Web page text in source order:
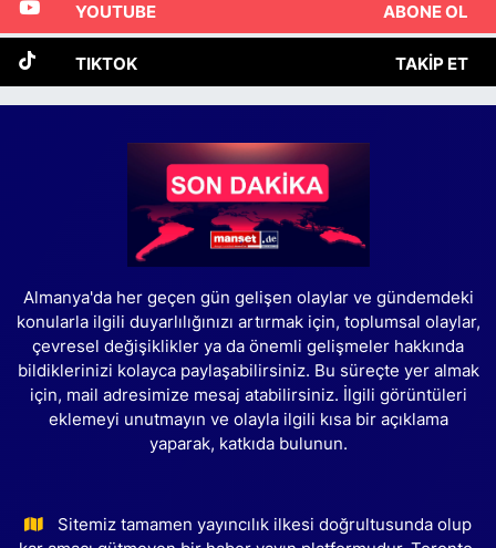
YOUTUBE ABONE OL
TIKTOK TAKIP ET
Almanya'da her geçen gün gelişen olaylar ve gündemdeki
konularla ilgili duyarlılığınızı artırmak için, toplumsal olaylar,
çevresel değişiklikler ya da önemli gelişmeler hakkında
bildiklerinizi kolayca paylaşabilirsiniz. Bu süreçte yer almak
için, mail adresimize mesaj atabilirsiniz. İlgili görüntüleri
eklemeyi unutmayın ve olayla ilgili kısa bir açıklama
yaparak, katkıda bulunun.
Sitemiz tamamen yayıncılık ilkesi doğrultusunda olup